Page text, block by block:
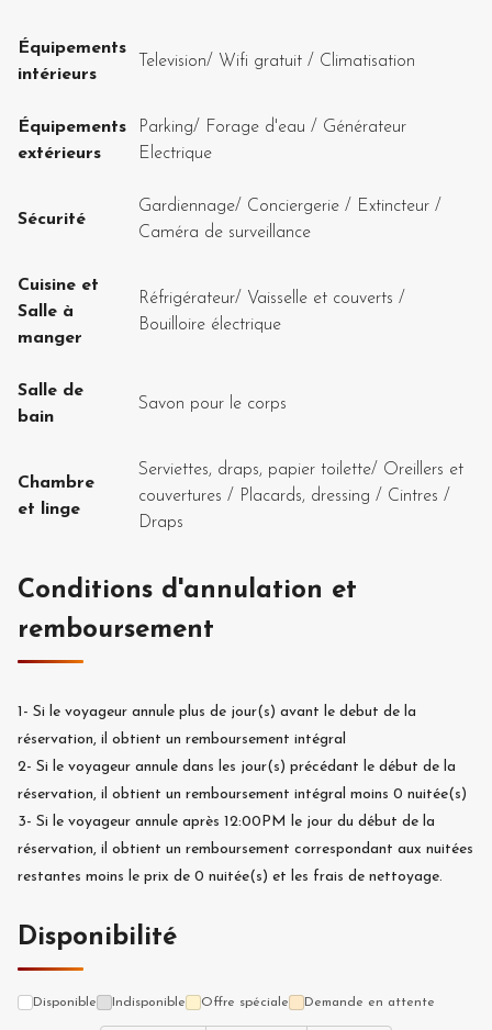
Équipements
intérieurs
Television/ Wifi gratuit / Climatisation
Équipements
extérieurs
Parking/ Forage d'eau / Générateur
Electrique
Sécurité
Gardiennage/ Conciergerie / Extincteur /
Caméra de surveillance
Cuisine et
Salle à
manger
Réfrigérateur/ Vaisselle et couverts /
Bouilloire électrique
Salle de
bain
Savon pour le corps
Chambre
et linge
Serviettes, draps, papier toilette/ Oreillers et
couvertures / Placards, dressing / Cintres /
Draps
Conditions d'annulation et
remboursement
1- Si le voyageur annule plus de jour(s) avant le debut de la
réservation, il obtient un remboursement intégral
2- Si le voyageur annule dans les jour(s) précédant le début de la
réservation, il obtient un remboursement intégral moins 0 nuitée(s)
3- Si le voyageur annule après 12:00PM le jour du début de la
réservation, il obtient un remboursement correspondant aux nuitées
restantes moins le prix de 0 nuitée(s) et les frais de nettoyage.
Disponibilité
Disponible Indisponible Offre spéciale Demande en attente